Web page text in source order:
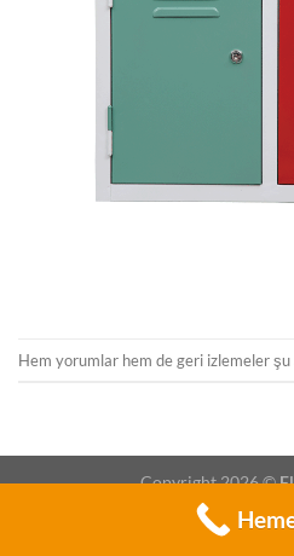
Hem yorumlar hem de geri izlemeler şu
Copyright 2026 ©